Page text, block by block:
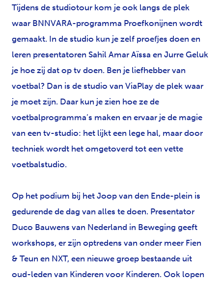
Tijdens de studiotour kom je ook langs de plek
waar BNNVARA-programma Proefkonijnen wordt
gemaakt. In de studio kun je zelf proefjes doen en
leren presentatoren Sahil Amar Aïssa en Jurre Geluk
je hoe zij dat op tv doen. Ben je liefhebber van
voetbal? Dan is de studio van ViaPlay de plek waar
je moet zijn. Daar kun je zien hoe ze de
voetbalprogramma’s maken en ervaar je de magie
van een tv-studio: het lijkt een lege hal, maar door
techniek wordt het omgetoverd tot een vette
voetbalstudio.
Op het podium bij het Joop van den Ende-plein is
gedurende de dag van alles te doen. Presentator
Duco Bauwens van Nederland in Beweging geeft
workshops, er zijn optredens van onder meer Fien
& Teun en NXT, een nieuwe groep bestaande uit
oud-leden van Kinderen voor Kinderen. Ook lopen